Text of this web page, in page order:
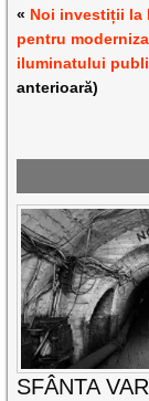
« Noi investiții la
pentru
iluminatului
anterioară)
SFÂNTA